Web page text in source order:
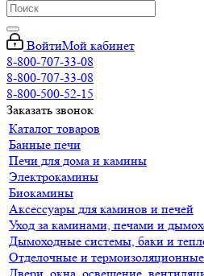
ВойтиМой кабинет
8-800-707-33-08
8-800-707-33-08
8-800-500-52-15
Заказать звонок
Каталог товаров
Банные печи
Печи для дома и камины
Электрокамины
Биокамины
Аксессуары для каминов и печей
Уход за каминами, печами и
Дымоходные системы, баки и
Отделочные и